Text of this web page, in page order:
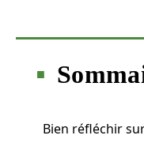
Bien réfléchir